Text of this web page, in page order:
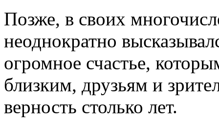
Позже, в своих
неоднократно
огромное счастье,
близким, друзьям и
верность столько лет.